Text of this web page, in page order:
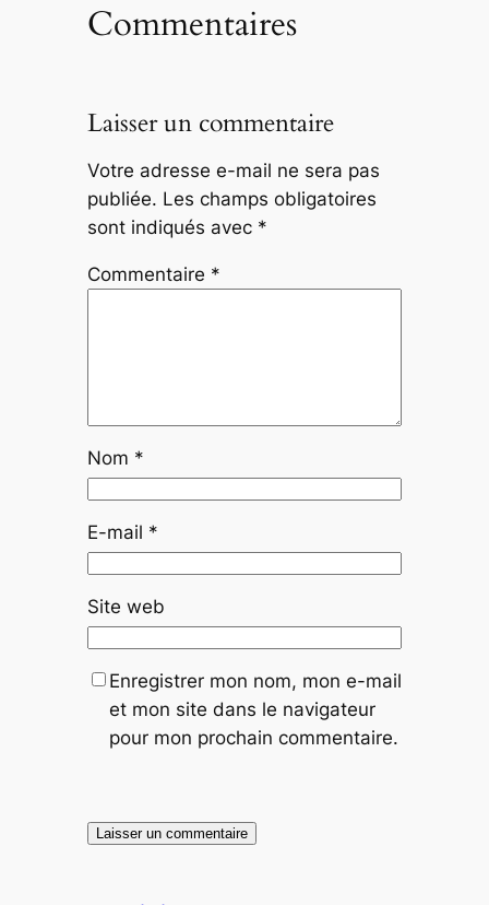
Commentaires
Laisser un commentaire
Votre adresse e-mail ne sera pas
publiée. Les champs obligatoires
sont indiqués avec *
Commentaire *
Nom *
E-mail *
Site web
Enregistrer mon nom, mon e-mail
et mon site dans le navigateur
pour mon prochain commentaire.